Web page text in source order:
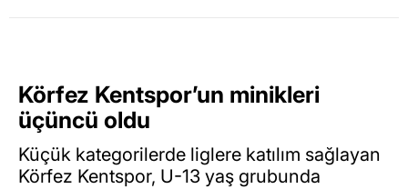
Körfez Kentspor’un minikleri
üçüncü oldu
Küçük kategorilerde liglere katılım sağlayan
Körfez Kentspor, U-13 yaş grubunda